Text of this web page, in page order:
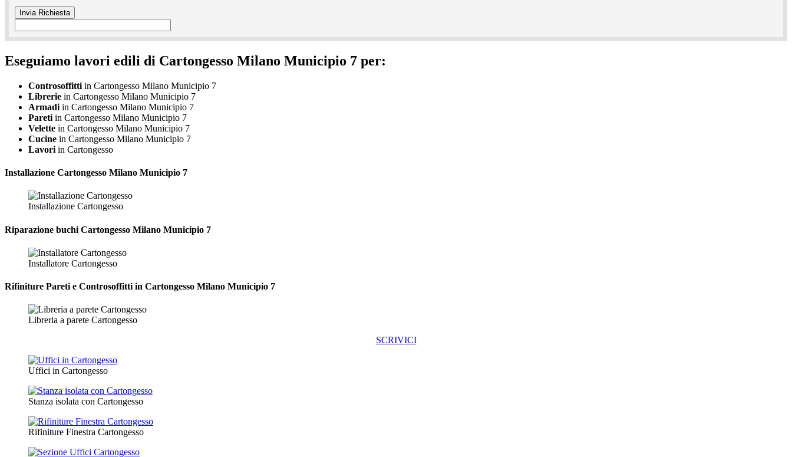
Eseguiamo lavori edili di Cartongesso Milano Municipio 7 per:
Controsoffitti in Cartongesso Milano Municipio 7
Librerie in Cartongesso Milano Municipio 7
Armadi in Cartongesso Milano Municipio 7
Pareti in Cartongesso Milano Municipio 7
Velette in Cartongesso Milano Municipio 7
Cucine in Cartongesso Milano Municipio 7
Lavori in Cartongesso
Installazione Cartongesso Milano Municipio 7
Installazione Cartongesso
Riparazione buchi Cartongesso Milano Municipio 7
Installatore Cartongesso
Rifiniture Pareti e Controsoffitti in Cartongesso Milano Municipio 7
Libreria a parete Cartongesso
SCRIVICI
Uffici in Cartongesso
Stanza isolata con Cartongesso
Rifiniture Finestra Cartongesso